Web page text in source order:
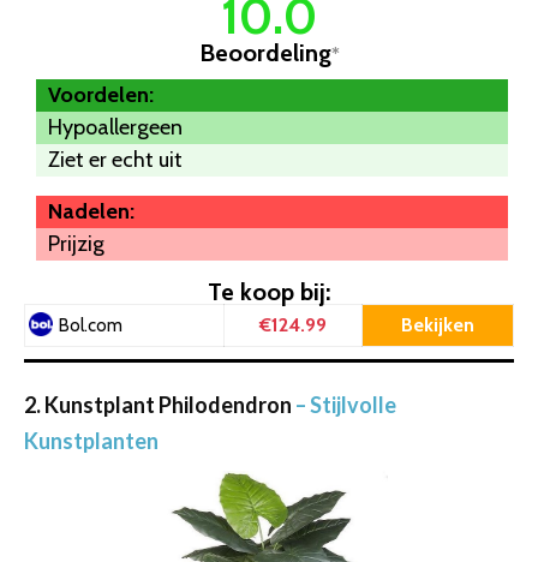
10.0
Beoordeling*
Voordelen:
Hypoallergeen
Ziet er echt uit
Nadelen:
Prijzig
Te koop bij:
Bol.com €124.99 Bekijken
2. Kunstplant Philodendron – Stijlvolle
Kunstplanten